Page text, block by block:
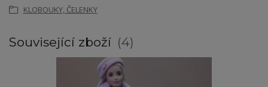
KLOBOUKY, ČELENKY
Související zboží 4